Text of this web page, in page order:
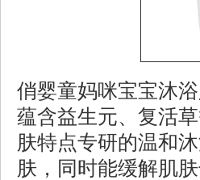
俏婴童妈咪宝宝沐
蕴含益生元、复活
肤特点专研的温和
肤，同时能缓解肌